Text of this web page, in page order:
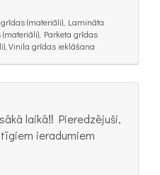
(materiāli), Lamināta
Parketa grīdas
Vinila grīdas ieklāšana
laikā‼️ Pieredzējuši,
ieradumiem